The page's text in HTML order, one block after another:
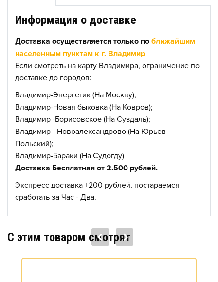
Информация о доставке
Доставка осуществляется только по ближайшим
населенным пунктам к г. Владимир
Если смотреть на карту Владимира, ограничение по
доставке до городов:
Владимир-Энергетик (На Москву);
Владимир-Новая быковка (На Ковров);
Владимир -Борисовское (На Суздаль);
Владимир - Новоалександрово (На Юрьев-
Польский);
Владимир-Бараки (На Судогду)
Доставка Бесплатная от 2.500 рублей.
Экспресс доставка +200 рублей, постараемся
сработать за Час - Два.
C этим товаром смотрят